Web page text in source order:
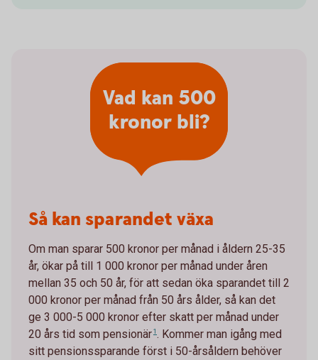
Vad kan 500
kronor bli?
Så kan sparandet växa
Om man sparar 500 kronor per månad i åldern 25-35
år, ökar på till 1 000 kronor per månad under åren
mellan 35 och 50 år, för att sedan öka sparandet till 2
000 kronor per månad från 50 års ålder, så kan det
ge 3 000-5 000 kronor efter skatt per månad under
20 års tid som pensionär 1. Kommer man igång med
sitt pensionssparande först i 50-årsåldern behöver